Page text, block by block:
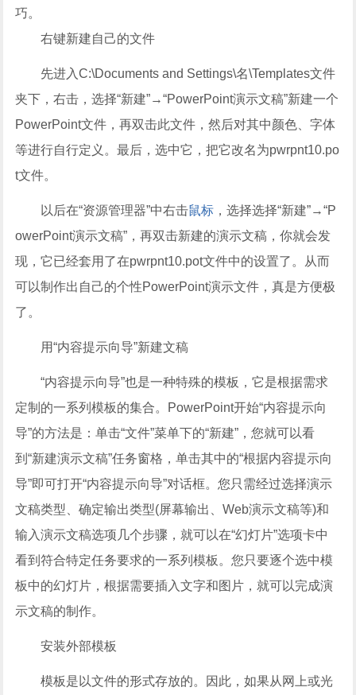
巧。
右键新建自己的文件
先进入C:\Documents and Settings\名\Templates文件
夹下，右击，选择“新建”→“PowerPoint演示文稿”新建一个
PowerPoint文件，再双击此文件，然后对其中颜色、字体
等进行自行定义。最后，选中它，把它改名为pwrpnt10.po
t文件。
以后在“资源管理器”中右击鼠标 ，选择选择“新建”→“P
owerPoint演示文稿”，再双击新建的演示文稿，你就会发
现，它已经套用了在pwrpnt10.pot文件中的设置了。从而
可以制作出自己的个性PowerPoint演示文件，真是方便极
了。
用“内容提示向导”新建文稿
“内容提示向导”也是一种特殊的模板，它是根据需求
定制的一系列模板的集合。PowerPoint开始“内容提示向
导”的方法是：单击“文件”菜单下的“新建”，您就可以看
到“新建演示文稿”任务窗格，单击其中的“根据内容提示向
导”即可打开“内容提示向导”对话框。您只需经过选择演示
文稿类型、确定输出类型(屏幕输出、Web演示文稿等)和
输入演示文稿选项几个步骤，就可以在“幻灯片”选项卡中
看到符合特定任务要求的一系列模板。您只要逐个选中模
板中的幻灯片，根据需要插入文字和图片，就可以完成演
示文稿的制作。
安装外部模板
模板是以文件的形式存放的。因此，如果从网上或光